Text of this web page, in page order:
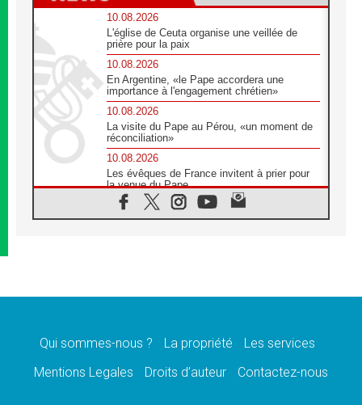
10.08.2026
L'église de Ceuta organise une veillée de
prière pour la paix
10.08.2026
En Argentine, «le Pape accordera une
importance à l'engagement chrétien»
10.08.2026
La visite du Pape au Pérou, «un moment de
réconciliation»
10.08.2026
Les évêques de France invitent à prier pour
la venue du Pape
10.08.2026
Création d'un réseau des médias catholiques
09.08.2026
09.08.2026
et à la protection des civils
Qui sommes-nous ? La propriété
Les services
Mentions Legales
Droits d’auteur Contactez-nous